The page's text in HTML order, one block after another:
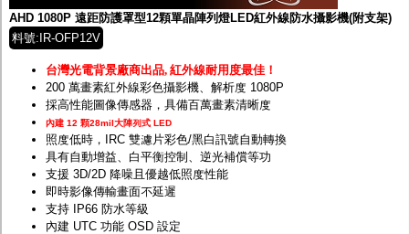
雜訊改善器
分配放大器
網路線用水晶頭
網路線
懶人線.同軸線.花線
線頭.插座.延長線.HDMI線
集線盒.防水盒.配線盒
變壓器.避雷器
轉接頭
偽裝嚇阻假監視器. 警示防盜貼紙
行車紀錄器.車用插座配件
電腦工業機殼
客訂商品
AHD 1080P 遠距防護罩型12顆單晶陣列燈LED紅外線防水攝影機(附支架)
料號:IR-OFP12V
台灣光電背景廠商出品, 紅外線耐用度最佳！
200 萬畫素紅外線彩色攝影機、解析度 1080P
採高性能圖像傳感器，具備百萬畫素清晰度
內建 12 顆28mil大陣列式 LED
照度低時，IRC 雙濾片彩色/黑白訊號自動轉換
具有自動增益、白平衡控制、逆光補償等功
支援 3D/2D 降噪且優越低照度性能
即時影像傳輸畫面不延遲
支持 IP66 防水等級
內建 UTC 功能 OSD 設定